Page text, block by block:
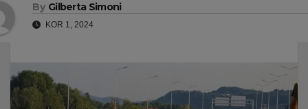
By Gilberta Simoni
KOR 1, 2024